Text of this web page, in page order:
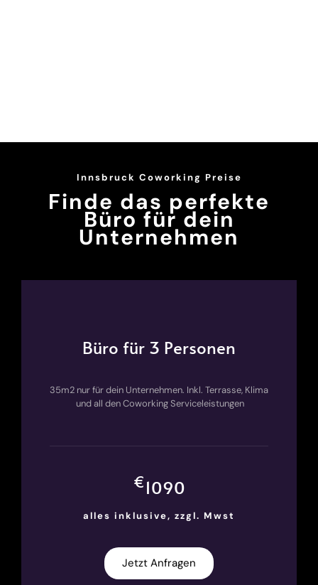
Innsbruck Coworking Preise
Finde das perfekte
Büro für dein
Unternehmen
Büro für 3 Personen
35m2 nur für dein Unternehmen. Inkl. Terrasse, Klima
und all den Coworking Serviceleistungen
€1090
alles inklusive, zzgl. Mwst
Jetzt Anfragen